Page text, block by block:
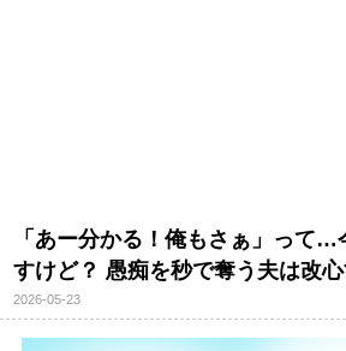
「あー分かる！俺もさぁ」って
すけど？ 愚痴を秒で奪う夫は改心
2026-05-23